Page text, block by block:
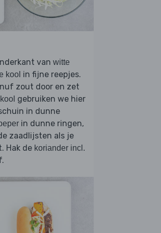
van witte
kool in fijne reepjes.
zout door en zet
gebruiken we hier
in dunne
in dunne ringen,
zaadlijsten als je
Hak de koriander incl.